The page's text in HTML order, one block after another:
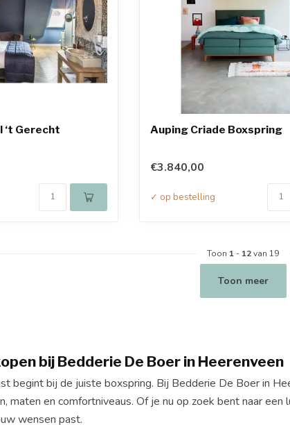
‘t Gerecht
Auping Criade Boxspring
€3.840,00
✓ op bestelling
Toon 1 - 12van 19
Toon meer
bij Bedderie De Boer in Heerenveen
begint bij de juiste boxspring. Bij Bedderie De Boer in
maten en comfortniveaus. Of je nu op zoek bent naar
wensen past.